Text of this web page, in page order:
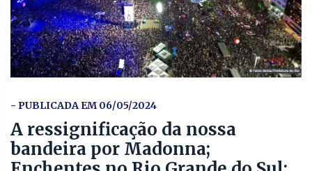
- PUBLICADA EM 06/05/2024
A ressignificação da nossa
bandeira por Madonna;